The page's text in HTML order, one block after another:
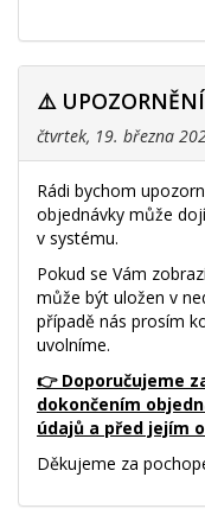
⚠️
čtvrtek, 19. března
Rádi bychom
objednávky může
v systému.
Pokud se Vám
může být uložen v
případě nás prosím
uvolníme.
👉 Doporučujeme
dokončením
údajů a před jejím
Děkujeme za